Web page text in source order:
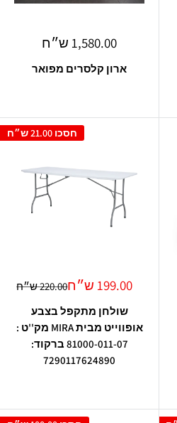
מחיר
1,580.00 ש״ח
ארון קלסרים מפואר
חסכו 21.00 ש״ח
מחיר
199.00 ש״ח מחיר
220.00 ש״ח
שולחן מתקפל בצבע
אופווייט מבית MIRA מק''ט :
81000-011-07 ברקוד:
7290117624890